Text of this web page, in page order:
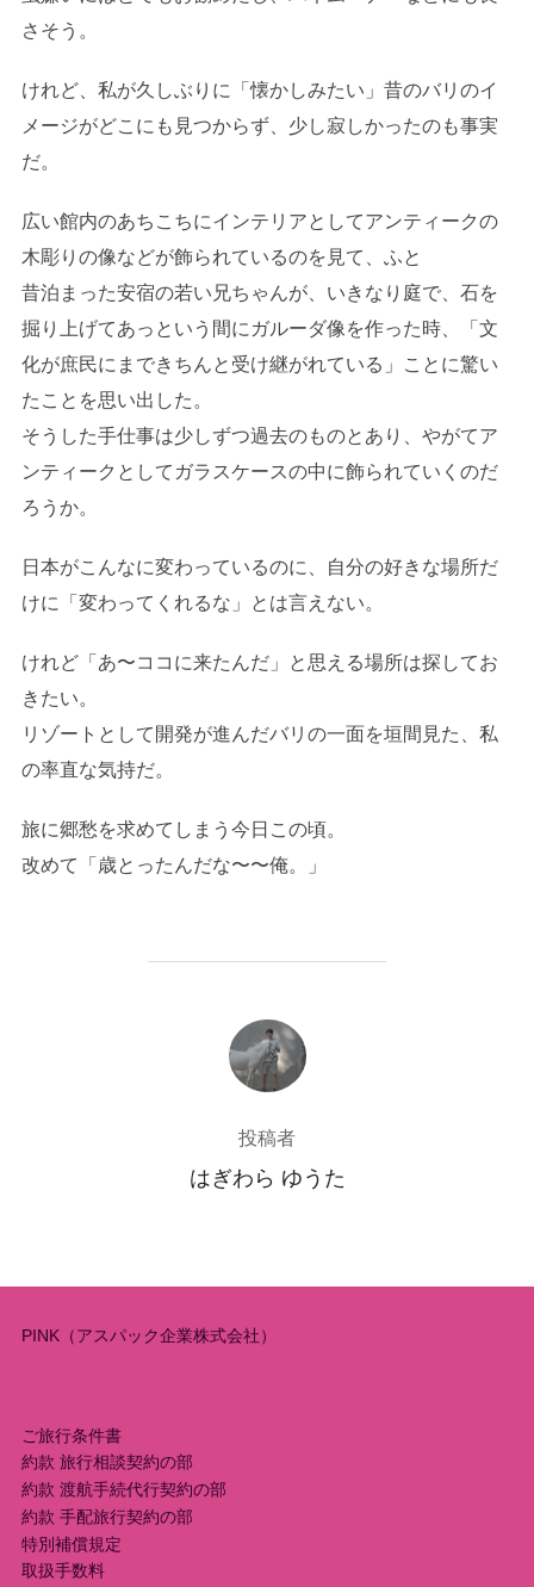
さそう。
けれど、私が久しぶりに「懐かしみたい」昔のバリのイ
メージがどこにも見つからず、少し寂しかったのも事実
だ。
広い館内のあちこちにインテリアとしてアンティークの
木彫りの像などが飾られているのを見て、ふと
昔泊まった安宿の若い兄ちゃんが、いきなり庭で、石を
掘り上げてあっという間にガルーダ像を作った時、「文
化が庶民にまできちんと受け継がれている」ことに驚い
たことを思い出した。
そうした手仕事は少しずつ過去のものとあり、やがてア
ンティークとしてガラスケースの中に飾られていくのだ
ろうか。
日本がこんなに変わっているのに、自分の好きな場所だ
けに「変わってくれるな」とは言えない。
けれど「あ〜ココに来たんだ」と思える場所は探してお
きたい。
リゾートとして開発が進んだバリの一面を垣間見た、私
の率直な気持だ。
旅に郷愁を求めてしまう今日この頃。
改めて「歳とったんだな〜〜俺。」
投稿者
投稿者
はぎわら ゆうた
PINK（アスパック企業株式会社）
ご旅行条件書
約款 旅行相談契約の部
約款 渡航手続代行契約の部
約款 手配旅行契約の部
特別補償規定
取扱手数料